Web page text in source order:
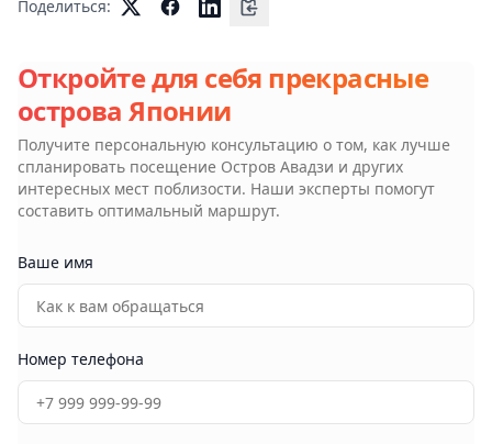
Поделиться:
Откройте для себя прекрасные
острова Японии
Получите персональную консультацию о том, как лучше
спланировать посещение Остров Авадзи и других
интересных мест поблизости. Наши эксперты помогут
составить оптимальный маршрут.
Ваше имя
Номер телефона